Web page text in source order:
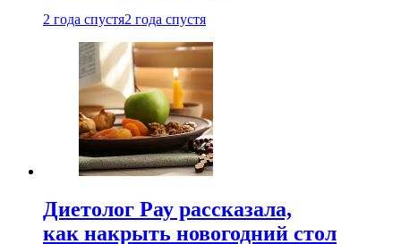
2 года спустя2 года спустя
Диетолог Рау рассказала,
как накрыть новогодний стол